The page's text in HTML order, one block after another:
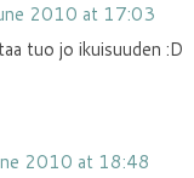
2010 at 17:03
tuo jo ikuisuuden :D
2010 at 18:48